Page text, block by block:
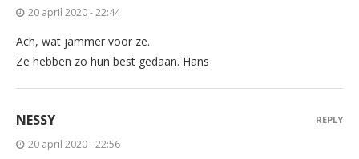
20 april 2020 - 22:44
Ach, wat jammer voor ze.
Ze hebben zo hun best gedaan. Hans
NESSY
20 april 2020 - 22:56
REPLY